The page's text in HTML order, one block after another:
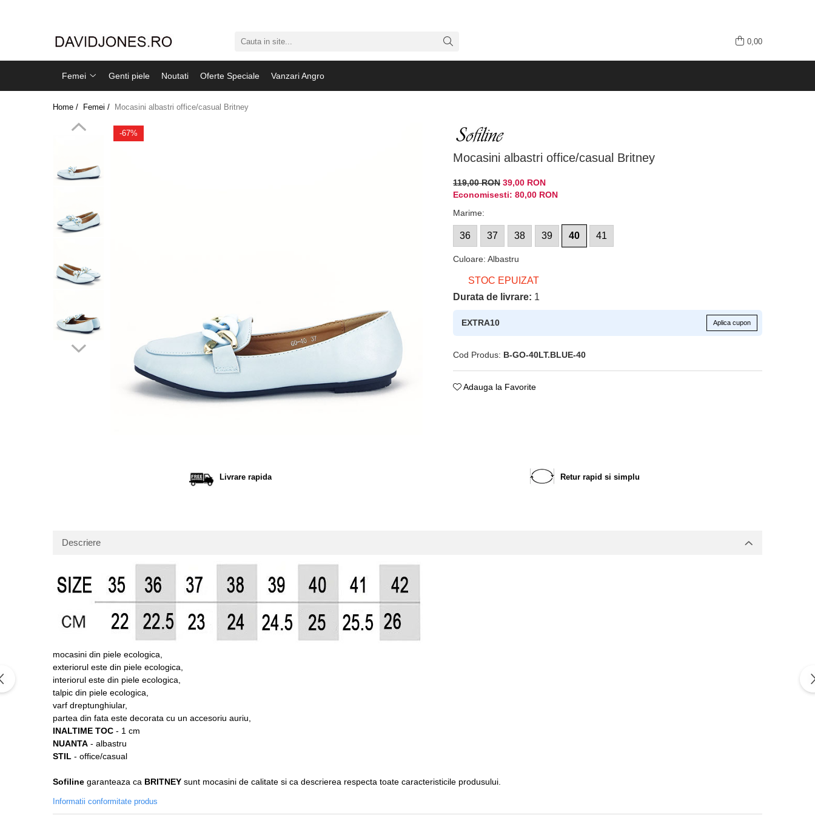
0,00
Femei Genti piele Noutati Oferte Speciale Vanzari Angro
Home / Femei / Mocasini albastri office/casual Britney
Mocasini albastri office/casual Britney
-67%
Facebook
119,00 RON 39,00 RON
Economisesti: 80,00 RON
Marime:
36 37 38 39 40 41
Culoare: Albastru
STOC EPUIZAT
Durata de livrare: 1
EXTRA10 Aplica cupon
Cod Produs: B-GO-40LT.BLUE-40
Adauga la Favorite
Livrare rapida Retur rapid si simplu
Descriere
mocasini din piele ecologica,
exteriorul este din piele ecologica,
interiorul este din piele ecologica,
talpic din piele ecologica,
varf dreptunghiular,
partea din fata este decorata cu un accesoriu auriu,
INALTIME TOC - 1 cm
NUANTA - albastru
STIL - office/casual
Sofiline garanteaza ca BRITNEY sunt mocasini de calitate si ca descrierea respecta toate caracteristicile produsului.
Informatii conformitate produs